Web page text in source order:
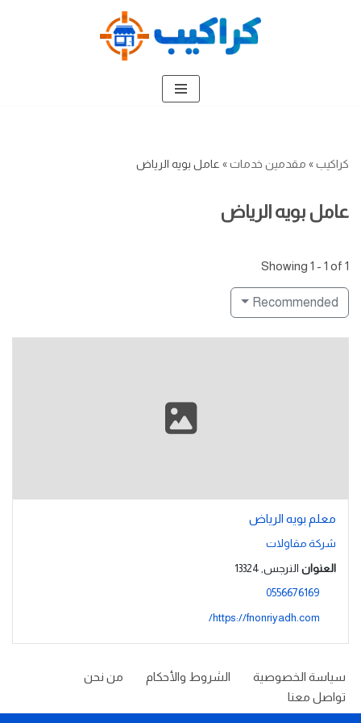
كراكيب» مقدمين خدمات» عامل بويه الرياض
عامل بويه الرياض
Showing 1 - 1 of 1
Recommended
معلم بويه الرياض
شركة مقاولات
العنوان النرجس, 13324
0556676169
https://fnonriyadh.com/
سياسة الخصوصية الشروط والأحكام
من نحن
تواصل معنا